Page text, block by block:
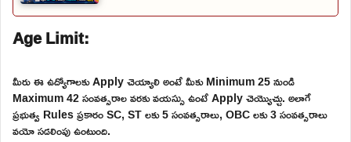
Age Limit:
మీరు ఈ ఉద్యోగాలకు Apply చెయ్యాలి అంటే మీకు Minimum 25 నుండి
Maximum 42 సంవత్సరాల వరకు వయస్సు ఉంటే Apply చెయ్యొచ్చు. అలాగే
ప్రభుత్వ Rules ప్రకారం SC, ST లకు 5 సంవత్సరాలు, OBC లకు 3 సంవత్సరాలు
వయో సడలింపు ఉంటుంది.